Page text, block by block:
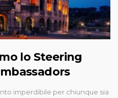
lo Steering
imperdibile per chiunque sia